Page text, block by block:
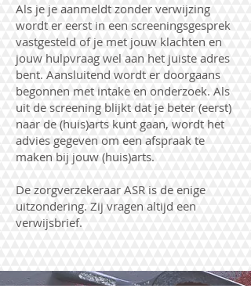
Als je je aanmeldt zonder verwijzing
wordt er eerst in een screeningsgesprek
vastgesteld of je met jouw klachten en
jouw hulpvraag wel aan het juiste adres
bent. Aansluitend wordt er doorgaans
begonnen met intake en onderzoek. Als
uit de screening blijkt dat je beter (eerst)
naar de (huis)arts kunt gaan, wordt het
advies gegeven om een afspraak te
maken bij jouw (huis)arts.
De zorgverzekeraar ASR is de enige
uitzondering. Zij vragen altijd een
verwijsbrief.